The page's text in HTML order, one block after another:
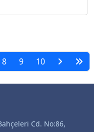
8 9 10
Cd. No:86,